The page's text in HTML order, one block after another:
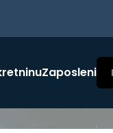
Zaposleni